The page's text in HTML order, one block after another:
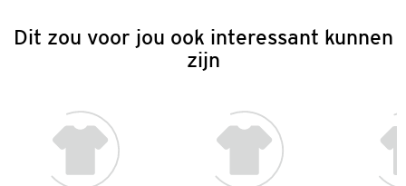
Dit zou voor jou ook interessant kunnen
zijn